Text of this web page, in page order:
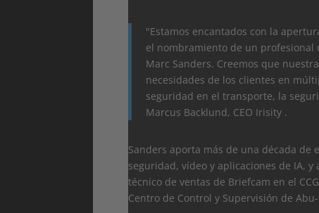
"Estamos encantados con la
el nombramiento de un profesional
Marc Sanders. Creemos que
necesidades de los clientes en
seguridad en el transporte, la
Marcus Backlund, CEO Irisity .
Sanders aporta más de una década de
seguridad, vídeo y aplicaciones de IA,
técnico de ventas de Briefcam en el
Centro de Control y Supervisión de